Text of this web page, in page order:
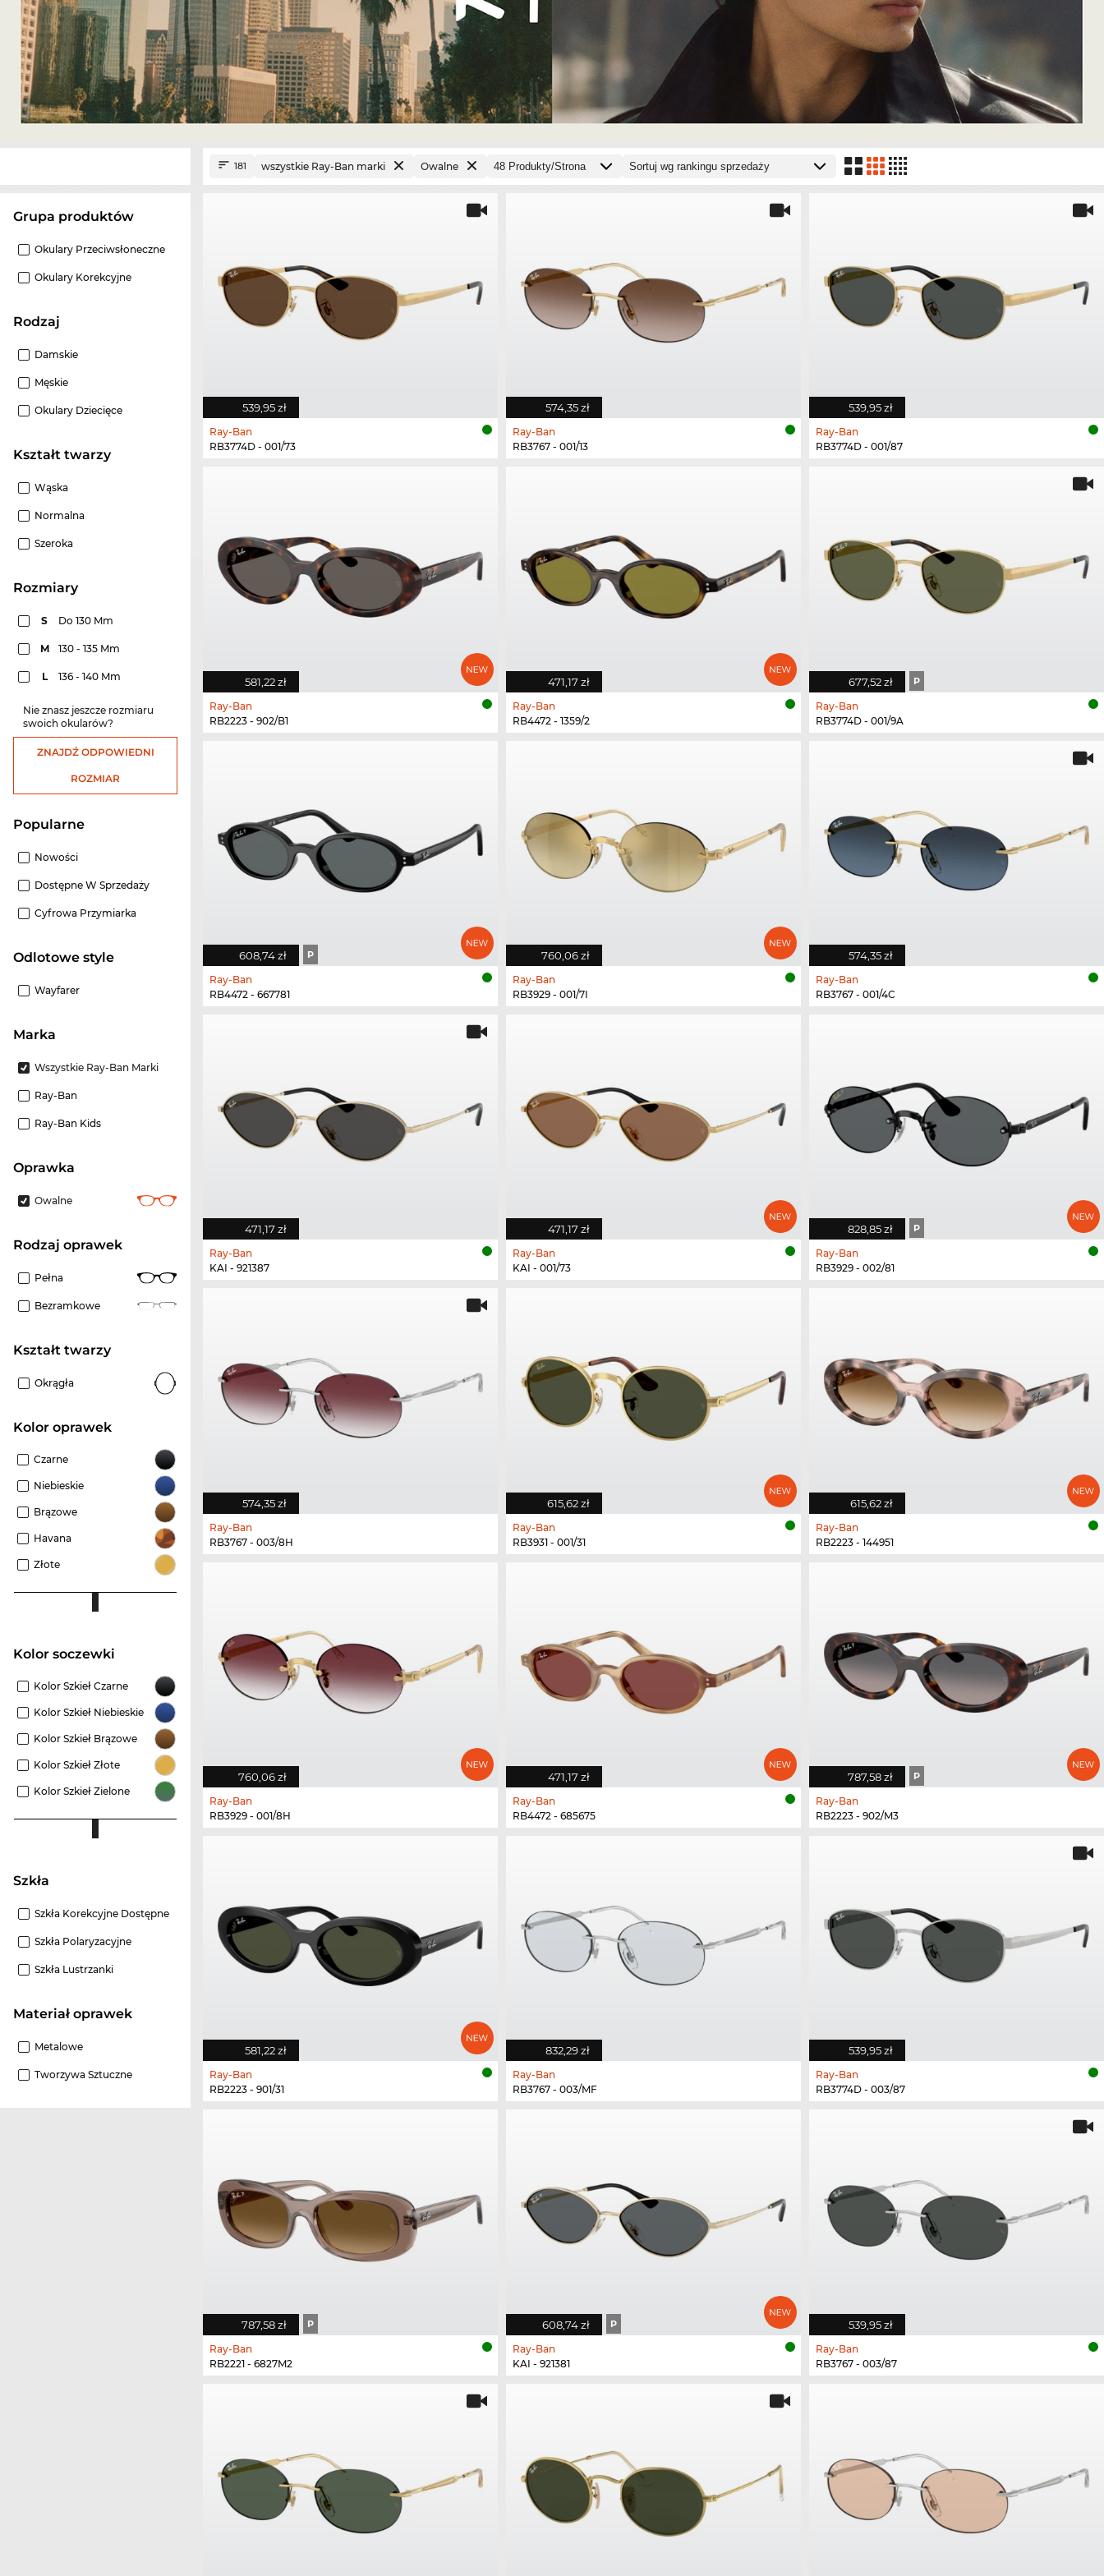
grupa produktów
Okulary Przeciwsłoneczne
Okulary Korekcyjne
Rodzaj
Damskie
Męskie
Okulary Dziecięce
Kształt twarzy
Wąska
Normalna
Szeroka
rozmiary
S Do 130 Mm
M 130 - 135 Mm
L 136 - 140 Mm
Nie znasz jeszcze rozmiaru
swoich okularów?
ZNAJDŹ ODPOWIEDNI
ROZMIAR
Popularne
Nowości
Dostępne W Sprzedaży
Cyfrowa Przymiarka
odlotowe style
Wayfarer
Marka
Wszystkie Ray-Ban Marki
Ray-Ban
Ray-Ban Kids
oprawka
Owalne
rodzaj oprawek
Pełna
Bezramkowe
kształt twarzy
Okrągła
kolor oprawek
Czarne
Niebieskie
Brązowe
Havana
Złote
Kolor soczewki
Kolor Szkieł Czarne
Kolor Szkieł Niebieskie
Kolor Szkieł Brązowe
Kolor Szkieł Złote
Kolor Szkieł Zielone
szkła
Szkła Korekcyjne Dostępne
Szkła Polaryzacyjne
Szkła Lustrzanki
Materiał oprawek
Metalowe
Tworzywa Sztuczne
181 wszystkie Ray-Ban marki Owalne
539,95 zł
Ray-Ban
RB3774D - 001/73
574,35 zł
Ray-Ban
RB3767 - 001/13
539,95 zł
Ray-Ban
RB3774D - 001/87
581,22 zł
Ray-Ban
RB2223 - 902/B1
471,17 zł
Ray-Ban
RB4472 - 1359/2
677,52 zł P
Ray-Ban
RB3774D - 001/9A
608,74 zł P
Ray-Ban
RB4472 - 667781
760,06 zł
Ray-Ban
RB3929 - 001/7I
574,35 zł
Ray-Ban
RB3767 - 001/4C
471,17 zł
Ray-Ban
KAI - 921387
471,17 zł
Ray-Ban
KAI - 001/73
828,85 zł P
Ray-Ban
RB3929 - 002/81
574,35 zł
Ray-Ban
RB3767 - 003/8H
615,62 zł
Ray-Ban
RB3931 - 001/31
615,62 zł
Ray-Ban
RB2223 - 144951
760,06 zł
Ray-Ban
RB3929 - 001/8H
471,17 zł
Ray-Ban
RB4472 - 685675
787,58 zł P
Ray-Ban
RB2223 - 902/M3
581,22 zł
Ray-Ban
RB2223 - 901/31
832,29 zł
Ray-Ban
RB3767 - 003/MF
539,95 zł
Ray-Ban
RB3774D - 003/87
787,58 zł P
Ray-Ban
RB2221 - 6827M2
608,74 zł P
Ray-Ban
KAI - 921381
539,95 zł
Ray-Ban
RB3767 - 003/87